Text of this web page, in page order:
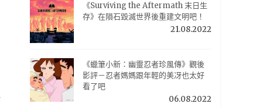
《Surviving the Aftermath 末日生
存》在隕石毀滅世界後重建文明吧！
21.08.2022
《蠟筆小新：幽靈忍者珍風傳》觀後
影評－忍者媽媽跟年輕的美冴也太好
看了吧
06.08.2022